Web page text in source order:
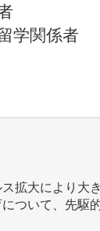
学関係者
拡大により大
ついて、先駆